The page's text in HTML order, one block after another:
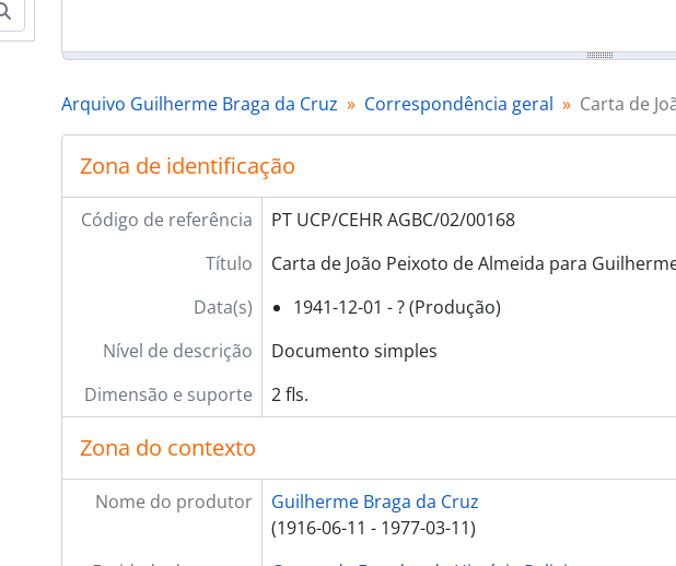
Arquivo Guilherme Braga da Cruz Correspondência geral Carta de
Zona de identificação
Código de referência
PT UCP/CEHR AGBC/02/00168
Título
Carta de João Peixoto de Almeida para
Data(s)
1941-12-01 - ? (Produção)
Nível de descrição
Documento simples
Dimensão e suporte
2 fls.
Zona do contexto
Nome do produtor
Guilherme Braga da Cruz
(1916-06-11 - 1977-03-11)